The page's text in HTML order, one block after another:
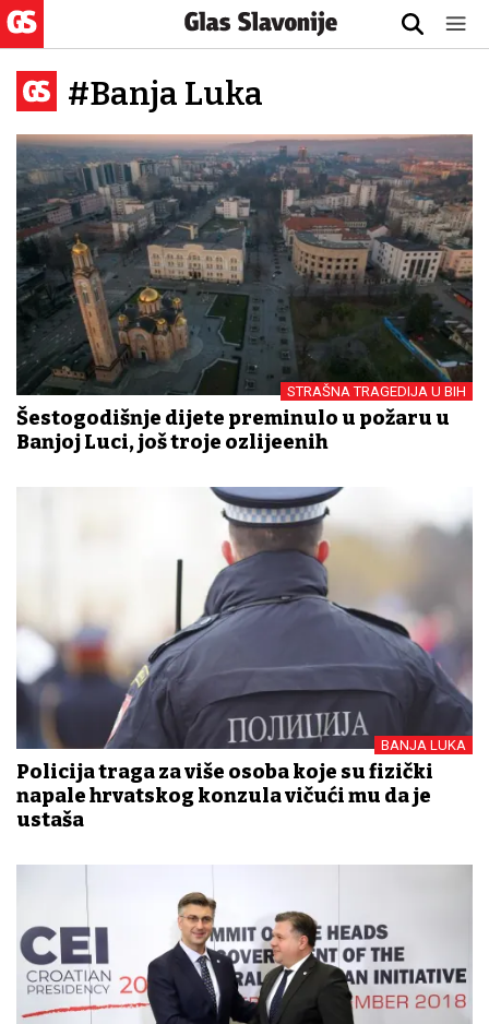
#Banja Luka
STRAŠNA TRAGEDIJA U BIH
Šestogodišnje dijete preminulo u požaru u
Banjoj Luci, još troje ozlijeđenih
BANJA LUKA
Policija traga za više osoba koje su fizički
napale hrvatskog konzula vičući mu da je
ustaša